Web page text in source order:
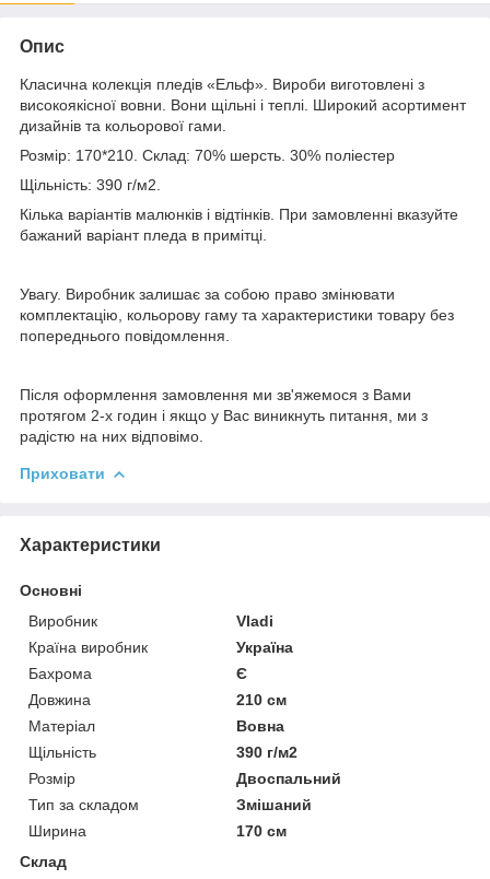
Опис
Класична колекція пледів «Ельф». Вироби виготовлені з
високоякісної вовни. Вони щільні і теплі. Широкий асортимент
дизайнів та кольорової гами.
Розмір: 170*210. Склад: 70% шерсть. 30% поліестер
Щільність: 390 г/м2.
Кілька варіантів малюнків і відтінків. При замовленні вказуйте
бажаний варіант пледа в примітці.
Увагу. Виробник залишає за собою право змінювати
комплектацію, кольорову гаму та характеристики товару без
попереднього повідомлення.
Після оформлення замовлення ми зв'яжемося з Вами
протягом 2-х годин і якщо у Вас виникнуть питання, ми з
радістю на них відповімо.
Приховати
Характеристики
Основні
Виробник
Vladi
Країна виробник
Україна
Бахрома
Є
Довжина
210 см
Матеріал
Вовна
Щільність
390 г/м2
Розмір
Двоспальний
Тип за складом
Змішаний
Ширина
170 см
Склад